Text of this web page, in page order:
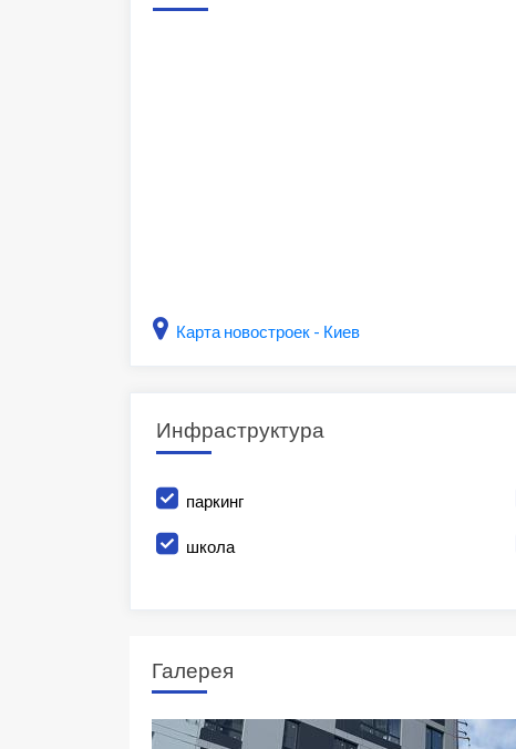
Карта новостроек - Киев
Инфраструктура
паркинг
школа
Галерея